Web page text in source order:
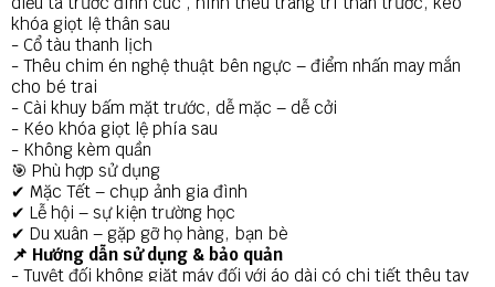
khóa giọt lệ thân sau
- Cổ tàu thanh lịch
- Thêu chim én nghệ thuật bên ngực – điểm nhấn may mắn
cho bé trai
- Cài khuy bấm mặt trước, dễ mặc – dễ cởi
- Kéo khóa giọt lệ phía sau
- Không kèm quần
🎯 Phù hợp sử dụng
✔ Mặc Tết – chụp ảnh gia đình
✔ Lễ hội – sự kiện trường học
✔ Du xuân – gặp gỡ họ hàng, bạn bè
📌 Hướng dẫn sử dụng & bảo quản
- Tuyệt đối không giặt máy đối với áo dài có chi tiết thêu tay